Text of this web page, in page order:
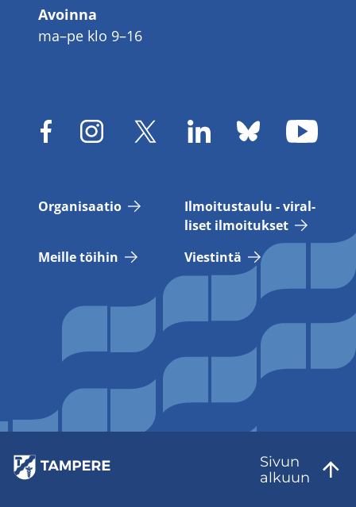
Avoinna
ma–pe klo 9–16
Or­ga­ni­saa­tio
Il­moi­tus­tau­lu - vi­ral­
li­set il­moi­tuk­set
Meil­le töi­hin
Vies­tin­tä
Sivun
al­kuun